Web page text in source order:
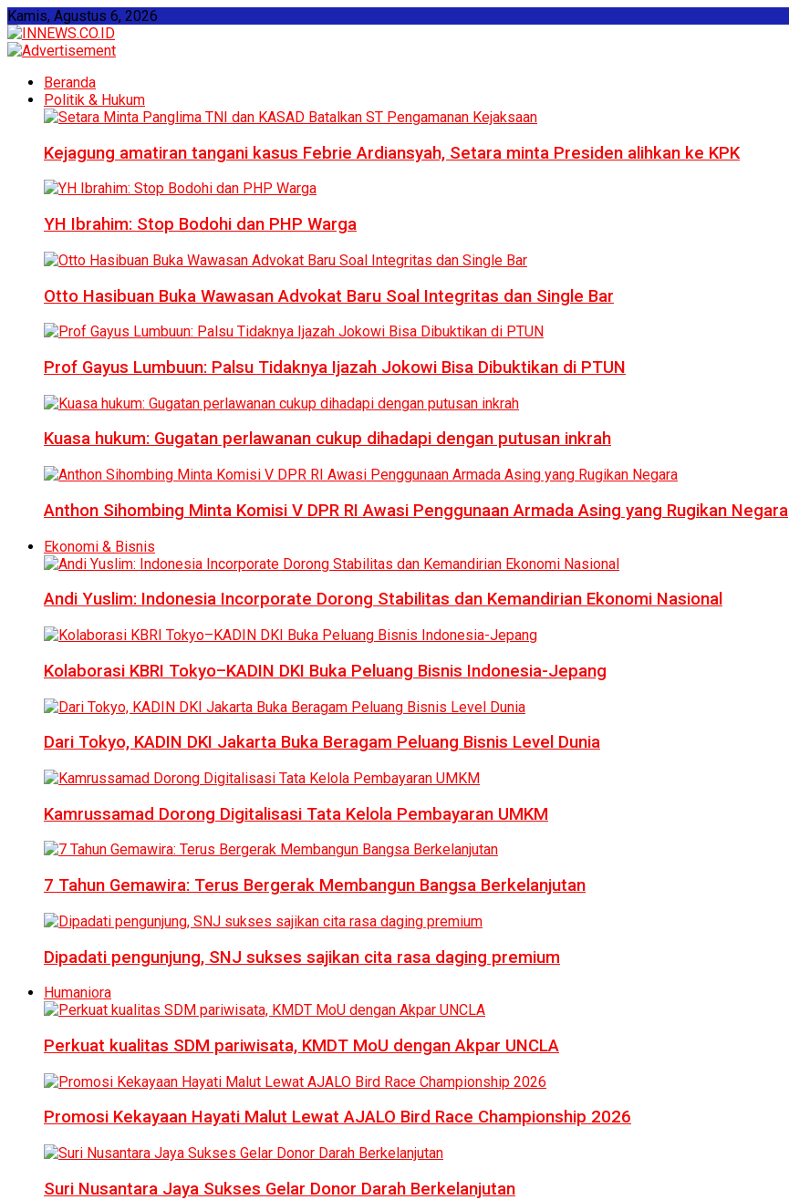
Kamis, Agustus 6, 2026
Beranda
Politik & Hukum
Kejagung amatiran tangani kasus Febrie Ardiansyah, Setara minta Presiden alihkan ke KPK
YH Ibrahim: Stop Bodohi dan PHP Warga
Otto Hasibuan Buka Wawasan Advokat Baru Soal Integritas dan Single Bar
Prof Gayus Lumbuun: Palsu Tidaknya Ijazah Jokowi Bisa Dibuktikan di PTUN
Kuasa hukum: Gugatan perlawanan cukup dihadapi dengan putusan inkrah
Anthon Sihombing Minta Komisi V DPR RI Awasi Penggunaan Armada Asing yang Rugikan Negara
Ekonomi & Bisnis
Andi Yuslim: Indonesia Incorporate Dorong Stabilitas dan Kemandirian Ekonomi Nasional
Kolaborasi KBRI Tokyo–KADIN DKI Buka Peluang Bisnis Indonesia-Jepang
Dari Tokyo, KADIN DKI Jakarta Buka Beragam Peluang Bisnis Level Dunia
Kamrussamad Dorong Digitalisasi Tata Kelola Pembayaran UMKM
7 Tahun Gemawira: Terus Bergerak Membangun Bangsa Berkelanjutan
Dipadati pengunjung, SNJ sukses sajikan cita rasa daging premium
Humaniora
Perkuat kualitas SDM pariwisata, KMDT MoU dengan Akpar UNCLA
Promosi Kekayaan Hayati Malut Lewat AJALO Bird Race Championship 2026
Suri Nusantara Jaya Sukses Gelar Donor Darah Berkelanjutan